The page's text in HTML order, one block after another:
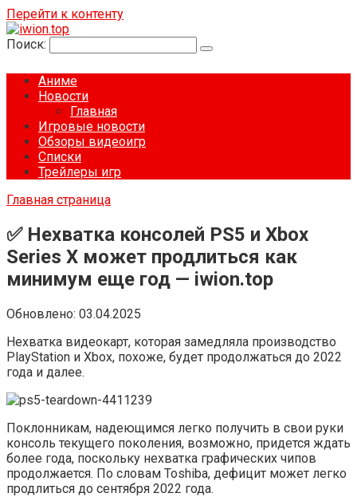
Перейти к контенту
Поиск:
Аниме
Новости
Главная
Игровые новости
Обзоры видеоигр
Списки
Трейлеры игр
Главная страница
✅ Нехватка консолей PS5 и Xbox
Series X может продлиться как
минимум еще год — iwion.top
Обновлено: 03.04.2025
Нехватка видеокарт, которая замедляла производство
PlayStation и Xbox, похоже, будет продолжаться до 2022
года и далее.
Поклонникам, надеющимся легко получить в свои руки
консоль текущего поколения, возможно, придется ждать
более года, поскольку нехватка графических чипов
продолжается. По словам Toshiba, дефицит может легко
продлиться до сентября 2022 года.